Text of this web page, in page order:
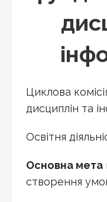
Циклова
дисциплін та
Освітня
Основна мета
створення